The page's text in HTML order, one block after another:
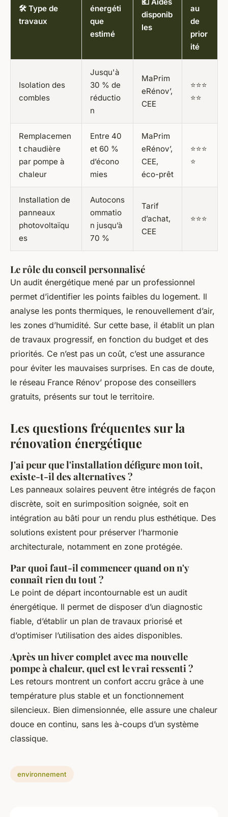
🛠️ Type de
travaux
énergéti
que
estimé
disponib
les
au
de
prior
ité
Isolation des
combles
Jusqu'à
30 % de
réductio
n
MaPrim
eRénov’,
CEE
⭐⭐⭐
⭐⭐
Remplacemen
t chaudière
par pompe à
chaleur
Entre 40
et 60 %
d’écono
mies
MaPrim
eRénov’,
CEE,
éco-prêt
⭐⭐⭐
⭐
Installation de
panneaux
photovoltaïqu
es
Autocons
ommatio
n jusqu’à
70 %
Tarif
d’achat,
CEE
⭐⭐⭐
Le rôle du conseil personnalisé
Un audit énergétique mené par un professionnel
permet d’identifier les points faibles du logement. Il
analyse les ponts thermiques, le renouvellement d’air,
les zones d’humidité. Sur cette base, il établit un plan
de travaux progressif, en fonction du budget et des
priorités. Ce n’est pas un coût, c’est une assurance
pour éviter les mauvaises surprises. En cas de doute,
le réseau France Rénov’ propose des conseillers
gratuits, présents sur tout le territoire.
Les questions fréquentes sur la
rénovation énergétique
J'ai peur que l'installation défigure mon toit,
existe-t-il des alternatives ?
Les panneaux solaires peuvent être intégrés de façon
discrète, soit en surimposition soignée, soit en
intégration au bâti pour un rendu plus esthétique. Des
solutions existent pour préserver l’harmonie
architecturale, notamment en zone protégée.
Par quoi faut-il commencer quand on n'y
connaît rien du tout ?
Le point de départ incontournable est un audit
énergétique. Il permet de disposer d’un diagnostic
fiable, d’établir un plan de travaux priorisé et
d’optimiser l’utilisation des aides disponibles.
Après un hiver complet avec ma nouvelle
pompe à chaleur, quel est le vrai ressenti ?
Les retours montrent un confort accru grâce à une
température plus stable et un fonctionnement
silencieux. Bien dimensionnée, elle assure une chaleur
douce en continu, sans les à-coups d’un système
classique.
environnement